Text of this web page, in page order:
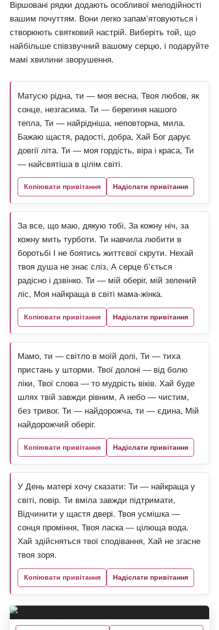
Віршовані рядки додають особливої мелодійності
вашим почуттям. Вони легко запам’ятовуються і
створюють святковий настрій. Виберіть той, що
найбільше співзвучний вашому серцю, і подаруйте
мамі хвилини зворушення.
Матусю рідна, ти — моя весна, Твоя любов, як
сонце, незгасима. Ти — берегиня нашого
тепла, Ти — найрідніша, неповторна, мила.
Бажаю щастя, радості, добра, Хай Бог дарує
довгії літа. Ти — моя гордість, віра і краса, Ти
— найсвятіша в цілім світі.
Копіювати привітання Надіслати привітання
За все, що маю, дякую тобі, За кожну ніч, за
кожну мить турботи. Ти навчила любити в
боротьбі І не боятись життєвої скрути. Нехай
твоя душа не знає сліз, А серце б’ється
радісно і дзвінко. Ти — мій оберіг, мій зелений
ліс, Моя найкраща в світі мама-жінка.
Копіювати привітання Надіслати привітання
Мамо, ти — світло в моїй долі, Ти — тиха
пристань у шторми. Твої долоні — від болю
ліки, Твої слова — то мудрість віків. Хай буде
шлях твій завжди рівним, А небо — чистим,
без тривог. Ти — найдорожча, ти — єдина, Мій
найдорожчий оберіг.
Копіювати привітання Надіслати привітання
У День матері хочу сказати: Ти — найкраща у
світі, повір. Ти вміла завжди підтримати,
Відчинити у щастя двері. Твоя усмішка —
сонця проміння, Твоя ласка — цілюща вода.
Хай здійсняться твої сподівання, Хай не згасне
твоя зоря.
Копіювати привітання Надіслати привітання